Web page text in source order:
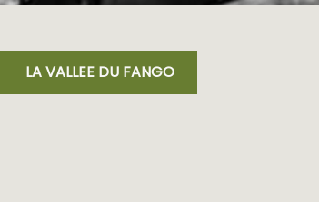
LA VALLEE DU FANGO